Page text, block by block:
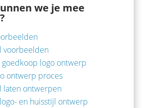
we je mee
voorbeelden
goedkoop logo ontwerp
ontwerp proces
laten ontwerpen
en huisstijl ontwerp